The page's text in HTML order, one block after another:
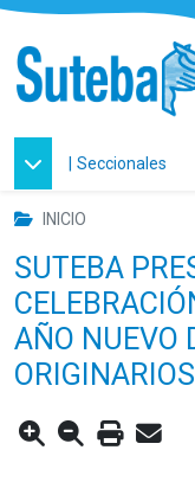
| Seccionales
INICIO
SUTEBA
AÑO NUEVO
ORIGINARIOS